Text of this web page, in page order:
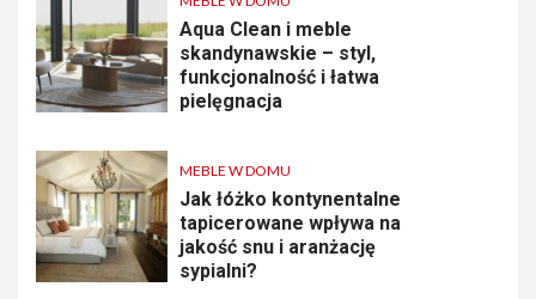
Aqua Clean i meble
skandynawskie – styl,
funkcjonalność i łatwa
pielęgnacja
MEBLE W DOMU
Jak łóżko kontynentalne
tapicerowane wpływa na
jakość snu i aranżację
sypialni?